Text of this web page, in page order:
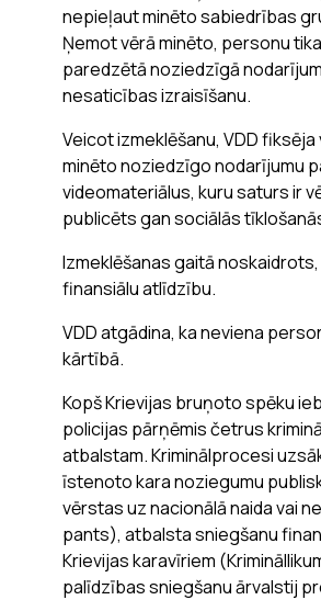
nepieļaut minēto sabiedrības
Ņemot vērā minēto, personu
paredzētā noziedzīgā
nesaticības izraisīšanu.
Veicot izmeklēšanu, VDD
minēto noziedzīgo nodarījumu
videomateriālus, kuru saturs ir
publicēts gan sociālās
Izmeklēšanas gaitā
finansiālu atlīdzību.
VDD atgādina, ka neviena
kārtībā.
Kopš Krievijas bruņoto spēku
policijas pārņēmis četrus
atbalstam. Kriminālprocesi
īstenoto kara noziegumu
vērstas uz nacionālā naida vai
pants), atbalsta sniegšanu
Krievijas karavīriem
palīdzības sniegšanu ārvalstij